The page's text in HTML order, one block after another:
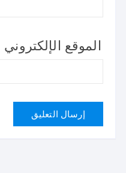
الموقع الإلكتروني